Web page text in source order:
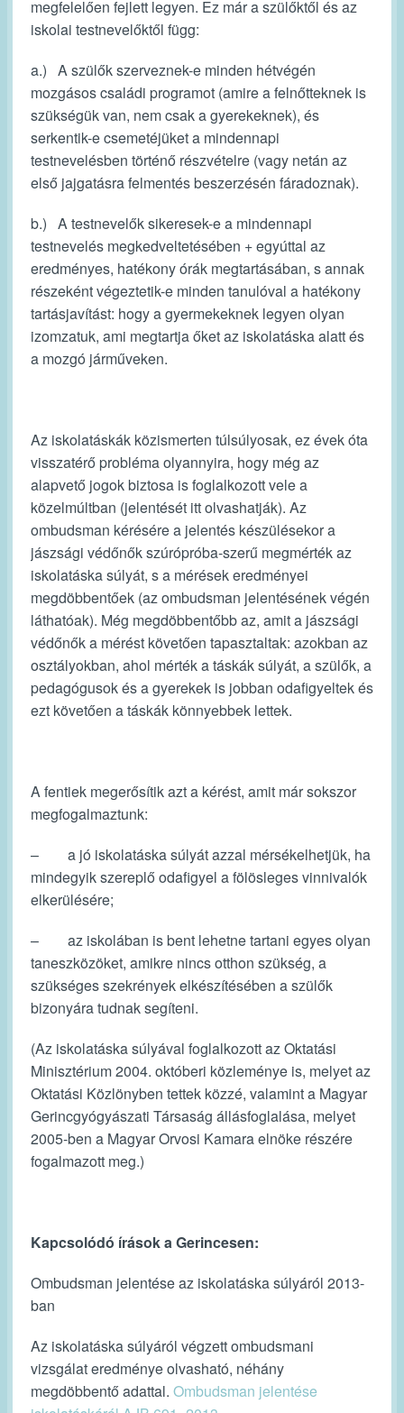
megfelelően fejlett legyen. Ez már a szülőktől és az
iskolai testnevelőktől függ:
a.) A szülők szerveznek-e minden hétvégén
mozgásos családi programot (amire a felnőtteknek is
szükségük van, nem csak a gyerekeknek), és
serkentik-e csemetéjüket a mindennapi
testnevelésben történő részvételre (vagy netán az
első jajgatásra felmentés beszerzésén fáradoznak).
b.) A testnevelők sikeresek-e a mindennapi
testnevelés megkedveltetésében + egyúttal az
eredményes, hatékony órák megtartásában, s annak
részeként végeztetik-e minden tanulóval a hatékony
tartásjavítást: hogy a gyermekeknek legyen olyan
izomzatuk, ami megtartja őket az iskolatáska alatt és
a mozgó járműveken.
Az iskolatáskák közismerten túlsúlyosak, ez évek óta
visszatérő probléma olyannyira, hogy még az
alapvető jogok biztosa is foglalkozott vele a
közelmúltban (jelentését itt olvashatják). Az
ombudsman kérésére a jelentés készülésekor a
jászsági védőnők szúrópróba-szerű megmérték az
iskolatáska súlyát, s a mérések eredményei
megdöbbentőek (az ombudsman jelentésének végén
láthatóak). Még megdöbbentőbb az, amit a jászsági
védőnők a mérést követően tapasztaltak: azokban az
osztályokban, ahol mérték a táskák súlyát, a szülők, a
pedagógusok és a gyerekek is jobban odafigyeltek és
ezt követően a táskák könnyebbek lettek.
A fentiek megerősítik azt a kérést, amit már sokszor
megfogalmaztunk:
– a jó iskolatáska súlyát azzal mérsékelhetjük, ha
mindegyik szereplő odafigyel a fölösleges vinnivalók
elkerülésére;
– az iskolában is bent lehetne tartani egyes olyan
taneszközöket, amikre nincs otthon szükség, a
szükséges szekrények elkészítésében a szülők
bizonyára tudnak segíteni.
(Az iskolatáska súlyával foglalkozott az Oktatási
Minisztérium 2004. októberi közleménye is, melyet az
Oktatási Közlönyben tettek közzé, valamint a Magyar
Gerincgyógyászati Társaság állásfoglalása, melyet
2005-ben a Magyar Orvosi Kamara elnöke részére
fogalmazott meg.)
Kapcsolódó írások a Gerincesen:
Ombudsman jelentése az iskolatáska súlyáról 2013-
ban
Az iskolatáska súlyáról végzett ombudsmani
vizsgálat eredménye olvasható, néhány
megdöbbentő adattal. Ombudsman jelentése